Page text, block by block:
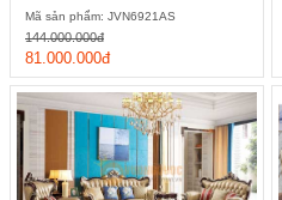
Mã sản phẩm: JVN6921AS
81.000.000đ
144.000.000đ